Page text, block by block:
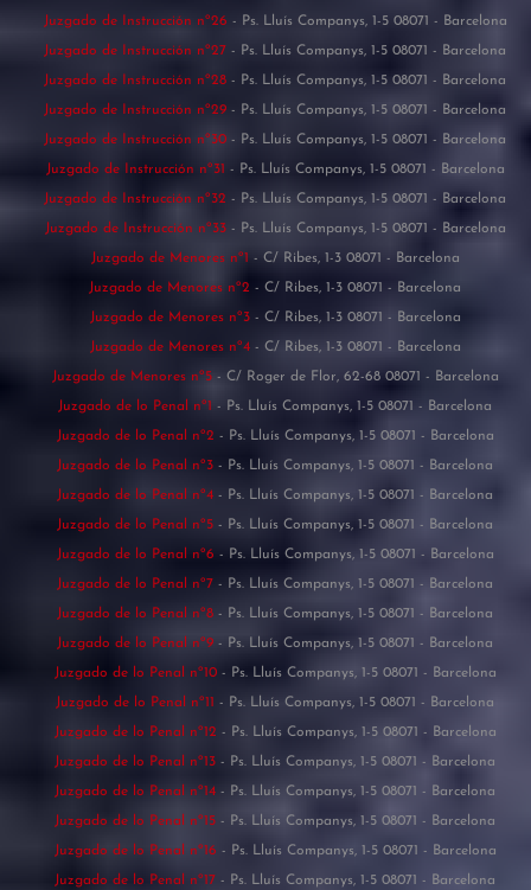
Juzgado de Instrucción nº26 - Ps. Lluís Companys, 1-5 08071 - Barcelona
Juzgado de Instrucción nº27 - Ps. Lluís Companys, 1-5 08071 - Barcelona
Juzgado de Instrucción nº28 - Ps. Lluís Companys, 1-5 08071 - Barcelona
Juzgado de Instrucción nº29 - Ps. Lluís Companys, 1-5 08071 - Barcelona
Juzgado de Instrucción nº30 - Ps. Lluís Companys, 1-5 08071 - Barcelona
Juzgado de Instrucción nº31 - Ps. Lluís Companys, 1-5 08071 - Barcelona
Juzgado de Instrucción nº32 - Ps. Lluís Companys, 1-5 08071 - Barcelona
Juzgado de Instrucción nº33 - Ps. Lluís Companys, 1-5 08071 - Barcelona
Juzgado de Menores nº1 - C/ Ribes, 1-3 08071 - Barcelona
Juzgado de Menores nº2 - C/ Ribes, 1-3 08071 - Barcelona
Juzgado de Menores nº3 - C/ Ribes, 1-3 08071 - Barcelona
Juzgado de Menores nº4 - C/ Ribes, 1-3 08071 - Barcelona
Juzgado de Menores nº5 - C/ Roger de Flor, 62-68 08071 - Barcelona
Juzgado de lo Penal nº1 - Ps. Lluís Companys, 1-5 08071 - Barcelona
Juzgado de lo Penal nº2 - Ps. Lluís Companys, 1-5 08071 - Barcelona
Juzgado de lo Penal nº3 - Ps. Lluís Companys, 1-5 08071 - Barcelona
Juzgado de lo Penal nº4 - Ps. Lluís Companys, 1-5 08071 - Barcelona
Juzgado de lo Penal nº5 - Ps. Lluís Companys, 1-5 08071 - Barcelona
Juzgado de lo Penal nº6 - Ps. Lluís Companys, 1-5 08071 - Barcelona
Juzgado de lo Penal nº7 - Ps. Lluís Companys, 1-5 08071 - Barcelona
Juzgado de lo Penal nº8 - Ps. Lluís Companys, 1-5 08071 - Barcelona
Juzgado de lo Penal nº9 - Ps. Lluís Companys, 1-5 08071 - Barcelona
Juzgado de lo Penal nº10 - Ps. Lluís Companys, 1-5 08071 - Barcelona
Juzgado de lo Penal nº11 - Ps. Lluís Companys, 1-5 08071 - Barcelona
Juzgado de lo Penal nº12 - Ps. Lluís Companys, 1-5 08071 - Barcelona
Juzgado de lo Penal nº13 - Ps. Lluís Companys, 1-5 08071 - Barcelona
Juzgado de lo Penal nº14 - Ps. Lluís Companys, 1-5 08071 - Barcelona
Juzgado de lo Penal nº15 - Ps. Lluís Companys, 1-5 08071 - Barcelona
Juzgado de lo Penal nº16 - Ps. Lluís Companys, 1-5 08071 - Barcelona
Juzgado de lo Penal nº17 - Ps. Lluís Companys, 1-5 08071 - Barcelona